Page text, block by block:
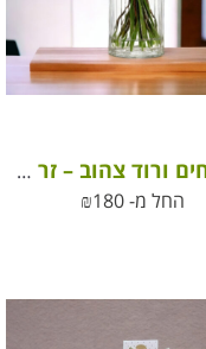
זר פרחים ורוד צהוב – זר פרחי שדה
החל מ-
₪180